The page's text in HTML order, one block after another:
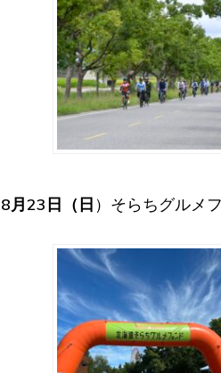
8月23日（日 ）そらちグルメ